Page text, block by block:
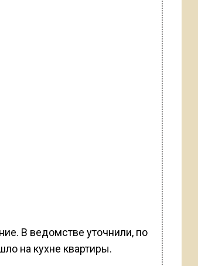
В ведомстве уточнили, по
на кухне квартиры.